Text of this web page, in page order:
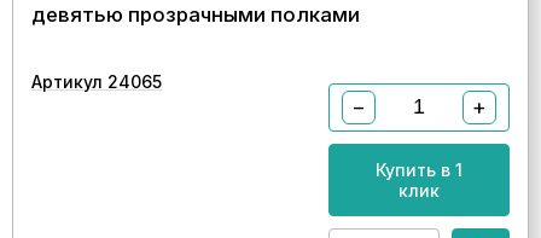
девятью прозрачными полками
Артикул 24065
− +
Купить в 1
клик